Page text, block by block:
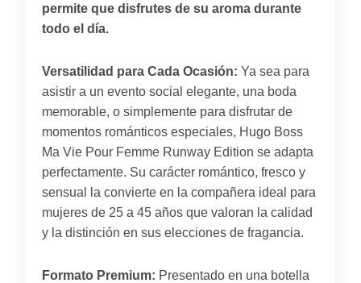
permite que disfrutes de su aroma durante
todo el día.
Versatilidad para Cada Ocasión: Ya sea para
asistir a un evento social elegante, una boda
memorable, o simplemente para disfrutar de
momentos románticos especiales, Hugo Boss
Ma Vie Pour Femme Runway Edition se adapta
perfectamente. Su carácter romántico, fresco y
sensual la convierte en la compañera ideal para
mujeres de 25 a 45 años que valoran la calidad
y la distinción en sus elecciones de fragancia.
Formato Premium: Presentado en una botella